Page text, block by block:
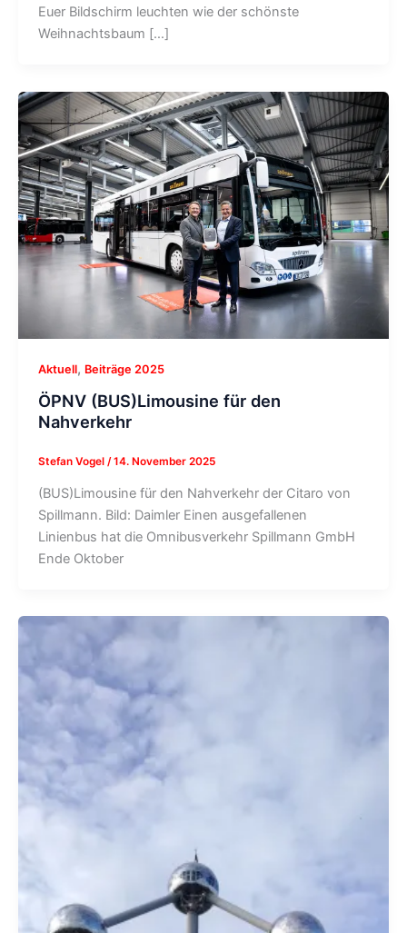
Euer Bildschirm leuchten wie der schönste
Weihnachtsbaum […]
Aktuell, Beiträge 2025
ÖPNV (BUS)Limousine für den
Nahverkehr
Stefan Vogel /14. November 2025
(BUS)Limousine für den Nahverkehr der Citaro von
Spillmann. Bild: Daimler Einen ausgefallenen
Linienbus hat die Omnibusverkehr Spillmann GmbH
Ende Oktober